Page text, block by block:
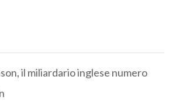
il miliardario inglese numero